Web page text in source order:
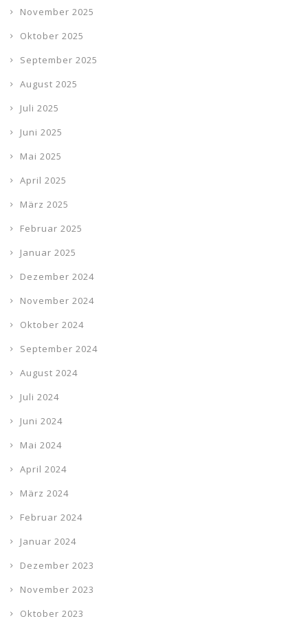
November 2025
Oktober 2025
September 2025
August 2025
Juli 2025
Juni 2025
Mai 2025
April 2025
März 2025
Februar 2025
Januar 2025
Dezember 2024
November 2024
Oktober 2024
September 2024
August 2024
Juli 2024
Juni 2024
Mai 2024
April 2024
März 2024
Februar 2024
Januar 2024
Dezember 2023
November 2023
Oktober 2023